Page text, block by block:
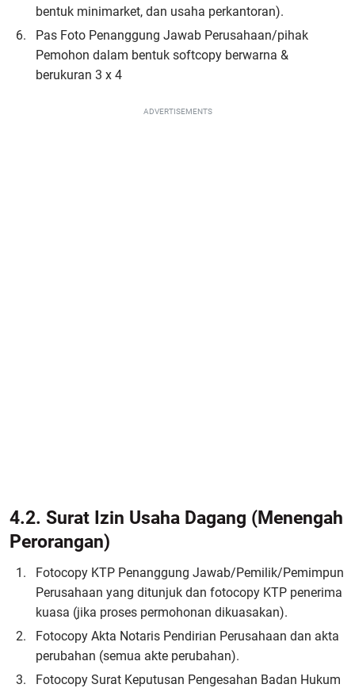
bentuk minimarket, dan usaha perkantoran).
Pas Foto Penanggung Jawab Perusahaan/pihak
Pemohon dalam bentuk softcopy berwarna &
berukuran 3 x 4
ADVERTISEMENTS
4.2. Surat Izin Usaha Dagang (Menengah
Perorangan)
Fotocopy KTP Penanggung Jawab/Pemilik/Pemimpun
Perusahaan yang ditunjuk dan fotocopy KTP penerima
kuasa (jika proses permohonan dikuasakan).
Fotocopy Akta Notaris Pendirian Perusahaan dan akta
perubahan (semua akte perubahan).
Fotocopy Surat Keputusan Pengesahan Badan Hukum